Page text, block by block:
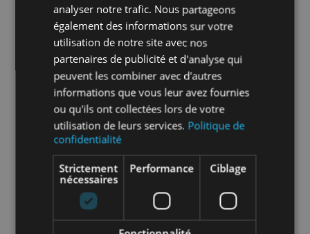
Packaging sans packaging
Nombre par
unité
1
Nombre par
sachet
Nombre par
carton
1
analyser notre trafic. Nous partageons
également des informations sur votre
utilisation de notre site avec nos
partenaires de publicité et d'analyse qui
peuvent les combiner avec d'autres
informations que vous leur avez fournies
ou qu'ils ont collectées lors de votre
utilisation de leurs services. Politique de
confidentialité
Strictement
nécessaires
Performance Ciblage